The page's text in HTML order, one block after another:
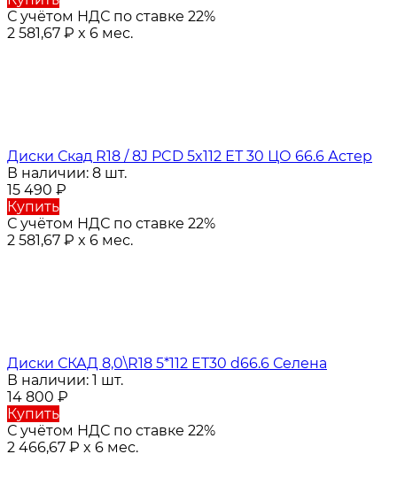
С учётом НДС по ставке 22%
2 581,67 ₽ x 6 мес.
Диски Скад R18 / 8J PCD 5x112 ЕТ 30 ЦО 66.6 Астер
В наличии: 8 шт.
15 490 ₽
Купить
С учётом НДС по ставке 22%
2 581,67 ₽ x 6 мес.
Диски СКАД 8,0\R18 5*112 ET30 d66.6 Селена
В наличии: 1 шт.
14 800 ₽
Купить
С учётом НДС по ставке 22%
2 466,67 ₽ x 6 мес.